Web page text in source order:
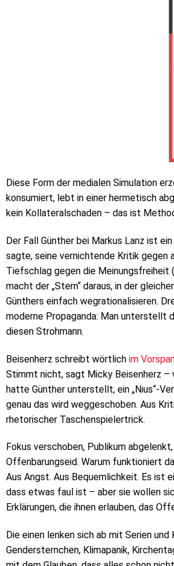
Diese Form der medialen Simulation
konsumiert, lebt in einer hermetisch
kein Kollateralschaden – das ist
Der Fall Günther bei Markus Lanz ist
sagte, seine vernichtende Kritik gegen
Tiefschlag gegen die Meinungsfreiheit (
macht der „Stern“ daraus, in der
Günthers einfach wegrationalisieren.
moderne Propaganda: Man unterstellt
diesen Strohmann.
Beisenherz schreibt wörtlich im
Stimmt nicht, sagt Micky Beisenherz –
hatte Günther unterstellt, ein „Nius“-
genau das wird weggeschoben. Aus
rhetorischer Taschenspielertrick.
Fokus verschoben, Publikum
Offenbarungseid. Warum funktioniert
Aus Angst. Aus Bequemlichkeit. Es ist
dass etwas faul ist – aber sie wollen
Erklärungen, die ihnen erlauben, das
Die einen lenken sich ab mit Serien
Gendersternchen, Klimapanik,